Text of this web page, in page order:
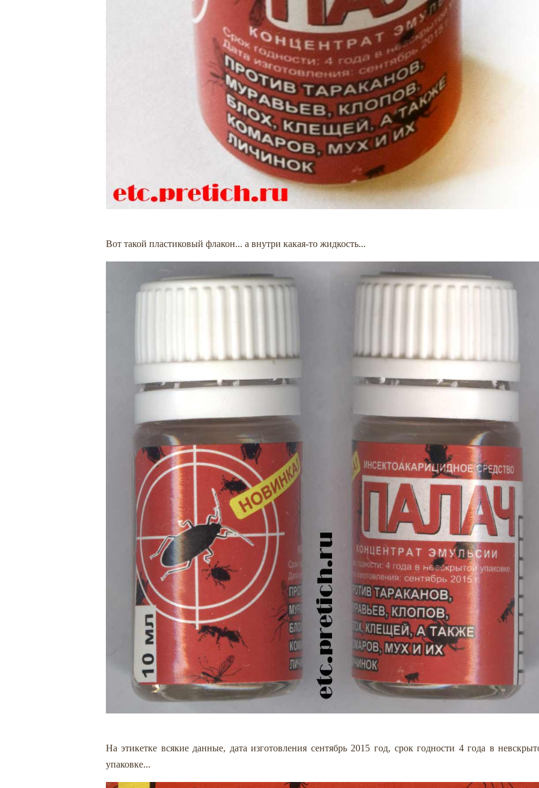
Вот такой пластиковый флакон... а внутри какая-то жидкость...
На этикетке всякие данные, дата изготовления сентябрь 2015 год, срок годности 4 года в
упаковке...